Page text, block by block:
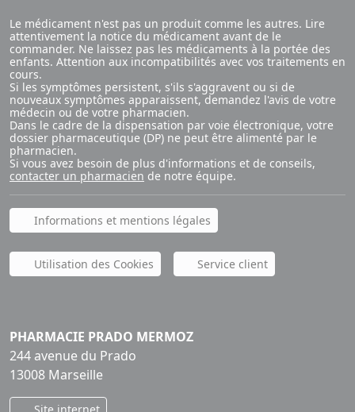
Le médicament n'est pas un produit comme les autres. Lire
attentivement la notice du médicament avant de le
commander. Ne laissez pas les médicaments à la portée des
enfants. Attention aux incompatibilités avec vos traitements en
cours.
Si les symptômes persistent, s'ils s'aggravent ou si de
nouveaux symptômes apparaissent, demandez l'avis de votre
médecin ou de votre pharmacien.
Dans le cadre de la dispensation par voie électronique, votre
dossier pharmaceutique (DP) ne peut être alimenté par le
pharmacien.
Si vous avez besoin de plus d'informations et de conseils,
contacter un pharmacien de notre équipe.
Informations et mentions légales
Utilisation des Cookies Service client
PHARMACIE PRADO MERMOZ
244 avenue du Prado
13008 Marseille